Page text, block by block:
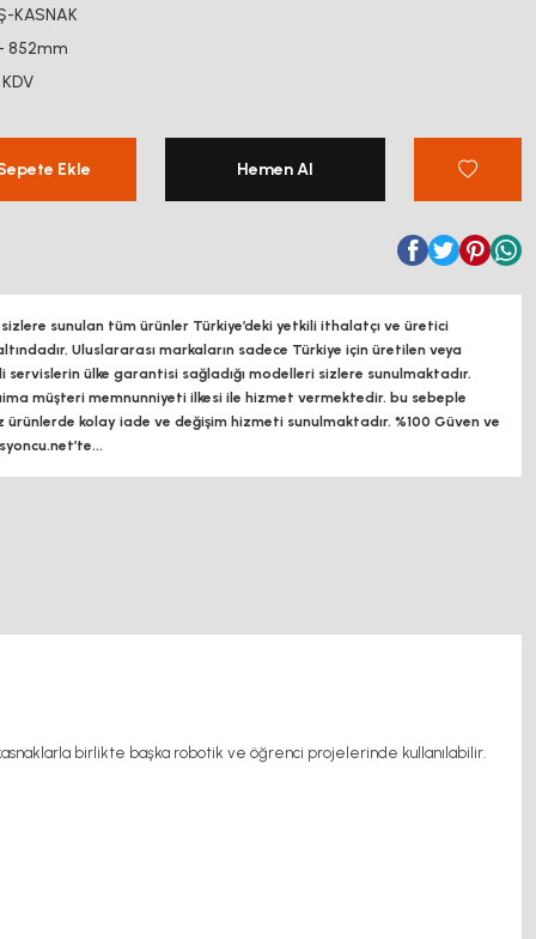
KASNAK
852mm
Ekle Hemen Al
sunulan tüm ürünler Türkiye’deki yetkili ithalatçı ve üretici
Uluslararası markaların sadece Türkiye için üretilen veya
ülke garantisi sağladığı modelleri sizlere sunulmaktadır.
müşteri memnunniyeti ilkesi ile hizmet vermektedir. bu sebeple
ürünlerde kolay iade ve değişim hizmeti sunulmaktadır. %100 Güven ve
birlikte başka robotik ve öğrenci projelerinde kullanılabilir.